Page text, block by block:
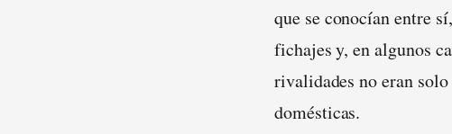
que se conocían entre
fichajes y, en algunos
rivalidades no eran
domésticas.